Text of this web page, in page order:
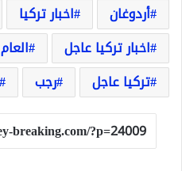
أردوغان
اخبار تركيا
اخبار تركيا عاجل
العام
تركيا عاجل
رجب